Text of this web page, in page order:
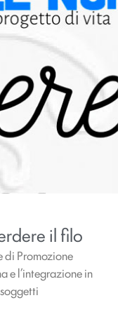
il filo
di Promozione
e l’integrazione in